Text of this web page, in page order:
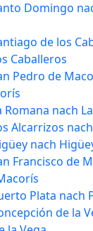
Domingo
de los
Caballeros
Pedro de
Romana nach
Alcarrizos
nach
Francisco de
Plata nach
de la